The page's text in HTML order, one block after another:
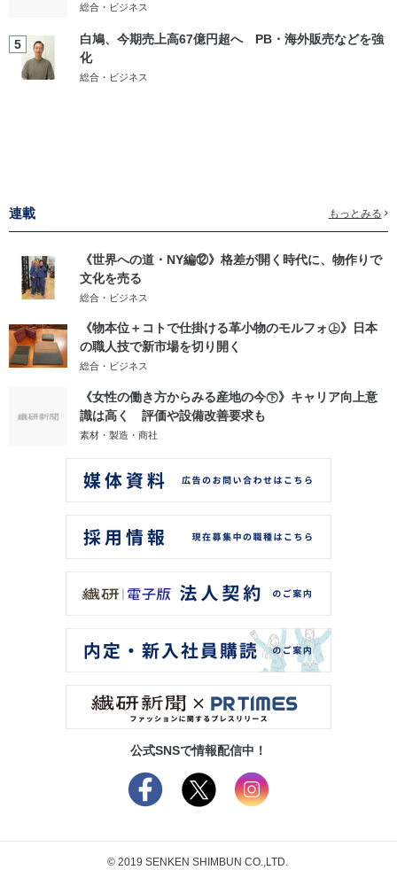
総合・ビジネス
5
白鳩、今期売上高67億円超へ PB・海外販売などを強
化
総合・ビジネス
連載 もっとみる
《世界への道・NY編⑫》格差が開く時代に、物作りで
文化を売る
総合・ビジネス
《物本位＋コトで仕掛ける革小物のモルフォ㊤》日本
の職人技で新市場を切り開く
総合・ビジネス
《女性の働き方からみる産地の今㊦》キャリア向上意
識は高く 評価や設備改善要求も
素材・製造・商社
公式SNSで情報配信中！
© 2019 SENKEN SHIMBUN CO.,LTD.